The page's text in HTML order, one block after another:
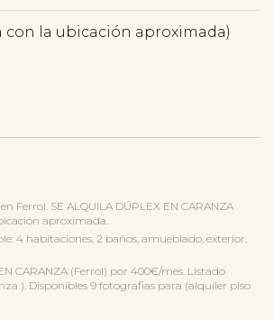
con la ubicación aproximada)
Ferrol. SE ALQUILA DÚPLEX EN CARANZA
aproximada.
4 habitaciones, 2 baños, amueblado, exterior,
CARANZA (Ferrol) por 400€/mes. Listado
). Disponibles 9 fotografias para (alquiler piso